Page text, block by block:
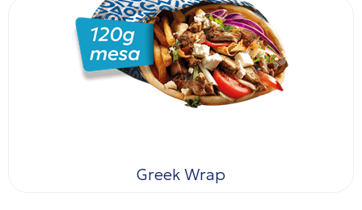
Greek Wrap